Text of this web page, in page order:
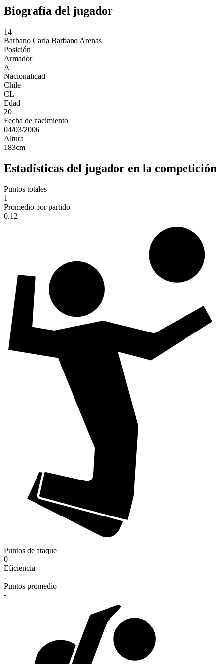
Biografía del jugador
14
Barbano Carla Barbano Arenas
Posición
Armador
A
Nacionalidad
Chile
CL
Edad
20
Fecha de nacimiento
04/03/2006
Altura
183cm
Estadísticas del jugador en la competición
Puntos totales
1
Promedio por partido
0.12
Puntos de ataque
0
Eficiencia
-
Puntos promedio
-